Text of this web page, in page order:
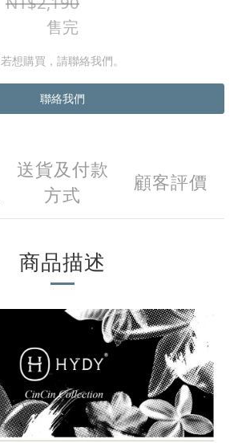
售完
若想購買，請聯絡我們。
聯絡我們
送貨及付款
方式
顧客評價
商品描述